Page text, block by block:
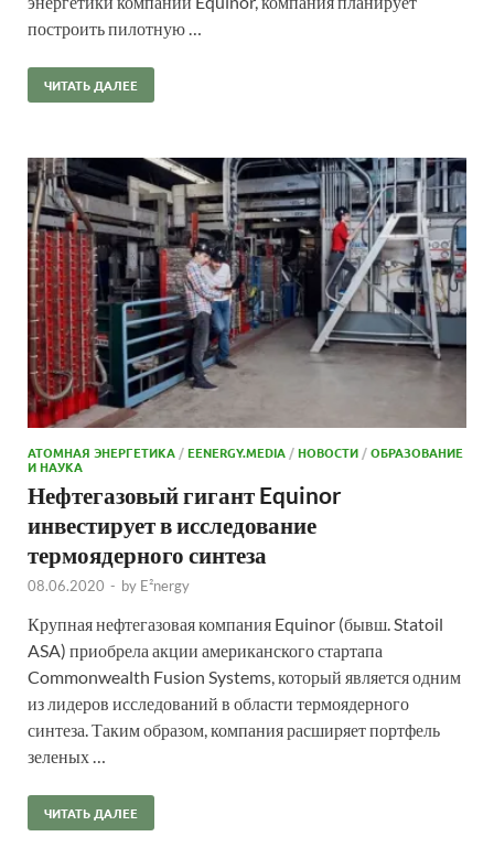
построить пилотную …
ЧИТАТЬ ДАЛЕЕ
АТОМНАЯ ЭНЕРГЕТИКА/EENERGY.MEDIA/НОВОСТИ/ОБРАЗОВАНИЕ
И НАУКА
Нефтегазовый гигант Equinor
инвестирует в исследование
термоядерного синтеза
08.06.2020 - by E²nergy
Крупная нефтегазовая компания Equinor (бывш. Statoil
ASA) приобрела акции американского стартапа
Commonwealth Fusion Systems, который является одним
из лидеров исследований в области термоядерного
синтеза. Таким образом, компания расширяет портфель
зеленых …
ЧИТАТЬ ДАЛЕЕ